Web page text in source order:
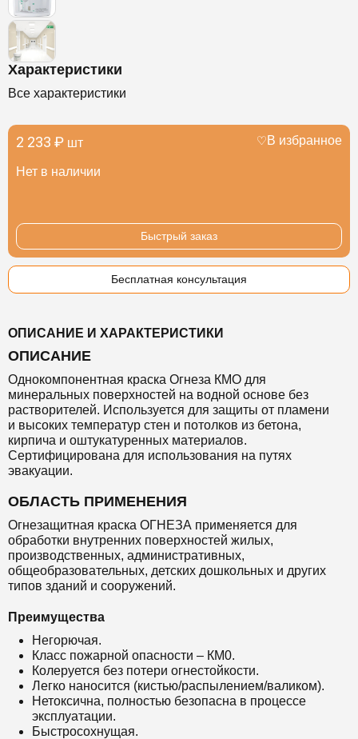
Характеристики
Все характеристики
2 233 ₽ шт
Нет в наличии
В избранное
Быстрый заказ
Бесплатная консультация
ОПИСАНИЕ И ХАРАКТЕРИСТИКИ
ОПИСАНИЕ
Однокомпонентная краска Огнеза КМО для
минеральных поверхностей на водной основе без
растворителей. Используется для защиты от пламени
и высоких температур стен и потолков из бетона,
кирпича и оштукатуренных материалов.
Сертифицирована для использования на путях
эвакуации.
ОБЛАСТЬ ПРИМЕНЕНИЯ
Огнезащитная краска ОГНЕЗА применяется для
обработки внутренних поверхностей жилых,
производственных, административных,
общеобразовательных, детских дошкольных и других
типов зданий и сооружений.
Преимущества
Негорючая.
Класс пожарной опасности – КМ0.
Колеруется без потери огнестойкости.
Легко наносится (кистью/распылением/валиком).
Нетоксична, полностью безопасна в процессе
эксплуатации.
Быстросохнущая.